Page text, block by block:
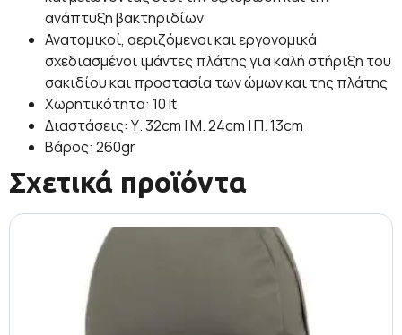
ανάπτυξη βακτηριδίων
Ανατομικοί, αεριζόμενοι και εργονομικά
σχεδιασμένοι ιμάντες πλάτης για καλή στήριξη του
σακιδίου και προστασία των ώμων και της πλάτης
Χωρητικότητα: 10 lt
Διαστάσεις: Υ. 32cm | Μ. 24cm | Π. 13cm
Βάρος: 260gr
Σχετικά προϊόντα